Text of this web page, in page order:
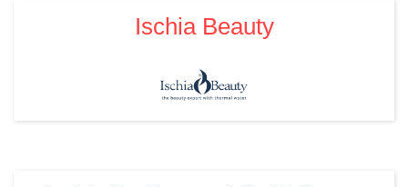
Ischia Beauty